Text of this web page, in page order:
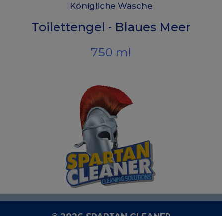
Königliche Wäsche
Toilettengel - Blaues Meer
750 ml